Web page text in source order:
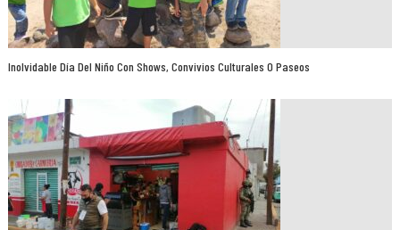
Inolvidable Día Del Niño Con Shows, Convivios Culturales O Paseos